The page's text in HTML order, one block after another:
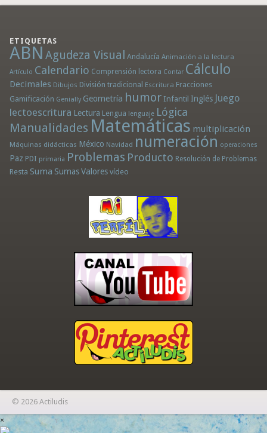
ETIQUETAS
ABN Agudeza Visual Andalucía Animación a la lectura
Artículo Calendario Comprensión lectora Contar Cálculo
Decimales Dibujos División tradicional Escritura Fracciones
Gamificación Genially Geometría humor Infantil Inglés Juego
lectoescritura Lectura Lengua lenguaje Lógica
Manualidades Matemáticas multiplicación
Máquinas didácticas México Navidad numeración operaciones
Paz PDI primaria Problemas Producto Resolución de Problemas
Resta Suma Sumas Valores vídeo
© 2026 Actiludis
×